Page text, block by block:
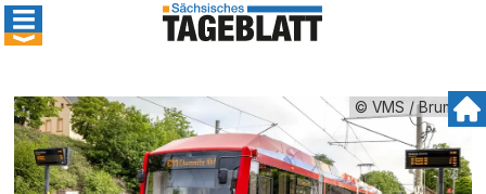
© VMS / Brumm